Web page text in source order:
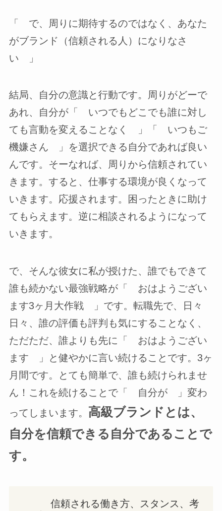
「 で、周りに期待するのではなく、あなた
がブランド（信頼される人）になりなさ
い 」
結局、自分の意識と行動です。周りがどーで
あれ、自分が「 いつでもどこでも誰に対し
ても言動を変えることなく 」「 いつもご
機嫌さん 」を選択できる自分であれば良い
んです。そーなれば、周りから信頼されてい
きます。すると、仕事する環境が良くなって
いきます。応援されます。困ったときに助け
てもらえます。逆に相談されるようになって
いきます。
で、そんな彼女に私が授けた、誰でもできて
誰も続かない最強戦略が「 おはようござい
ます3ヶ月大作戦 」です。転職先で、日々
日々、誰の評価も評判も気にすることなく、
ただただ、誰よりも先に「 おはようござい
ます 」と健やかに言い続けることです。3ヶ
月間です。とても簡単で、誰も続けられませ
ん！これを続けることで「 自分が 」変わ
ってしまいます。 高級ブランドとは、
自分を信頼できる自分であることで
す。
信頼される働き方、スタンス、考